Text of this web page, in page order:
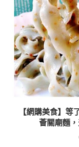
【網購美食】
薈關廟麵